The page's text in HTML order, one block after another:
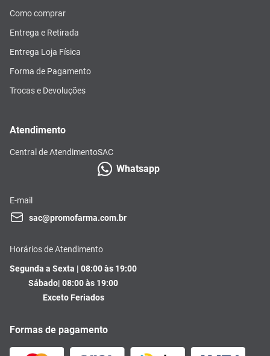
Como comprar
Entrega e Retirada
Entrega Loja Física
Forma de Pagamento
Trocas e Devoluções
Atendimento
Central de AtendimentoSAC
Whatsapp
E-mail
sac@promofarma.com.br
Horários de Atendimento
Segunda a Sexta | 08:00 às 19:00
Sábado| 08:00 às 19:00
Exceto Feriados
Formas de pagamento